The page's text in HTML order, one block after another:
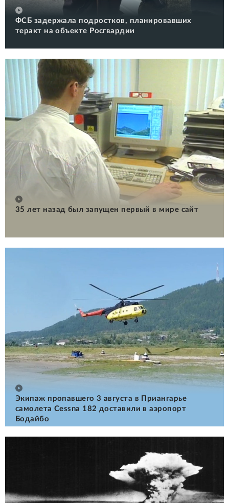
ФСБ задержала подростков, планировавших
теракт на объекте Росгвардии
35 лет назад был запущен первый в мире сайт
Экипаж пропавшего 3 августа в Приангарье
самолета Cessna 182 доставили в аэропорт
Бодайбо